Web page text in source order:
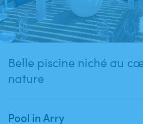
Belle piscine niché au
nature
Pool in Arry